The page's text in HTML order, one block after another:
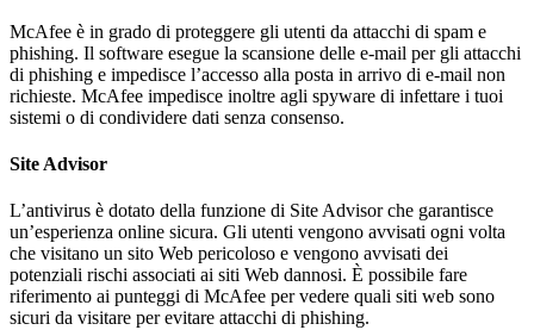
McAfee è in grado di proteggere gli utenti da attacchi di spam e
phishing. Il software esegue la scansione delle e-mail per gli attacchi
di phishing e impedisce l’accesso alla posta in arrivo di e-mail non
richieste. McAfee impedisce inoltre agli spyware di infettare i tuoi
sistemi o di condividere dati senza consenso.
Site Advisor
L’antivirus è dotato della funzione di Site Advisor che garantisce
un’esperienza online sicura. Gli utenti vengono avvisati ogni volta
che visitano un sito Web pericoloso e vengono avvisati dei
potenziali rischi associati ai siti Web dannosi. È possibile fare
riferimento ai punteggi di McAfee per vedere quali siti web sono
sicuri da visitare per evitare attacchi di phishing.